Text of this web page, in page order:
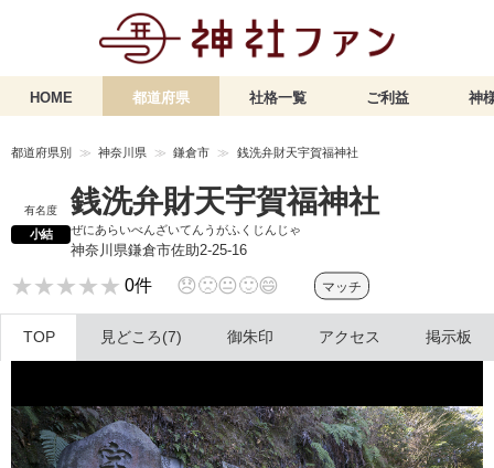
HOME 都道府県 社格一覧 ご利益 神
都道府県別 神奈川県 鎌倉市 銭洗弁財天宇賀福神社
有名度
小結
銭洗弁財天宇賀福神社
ぜにあらいべんざいてんうがふくじんじゃ
神奈川県鎌倉市佐助2-25-16
★★★★★
★★★★★ 0件 😞🙁😐🙂😄 マッチ
TOP 見どころ(7) 御朱印 アクセス 掲示板